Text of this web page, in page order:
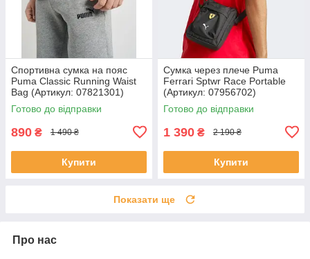
Спортивна сумка на пояс
Puma Classic Running Waist
Bag (Артикул: 07821301)
Готово до відправки
890 ₴ 1 490 ₴
Купити
Сумка через плече Puma
Ferrari Sptwr Race Portable
(Артикул: 07956702)
Готово до відправки
1 390 ₴ 2 190 ₴
Купити
Показати ще
Про нас